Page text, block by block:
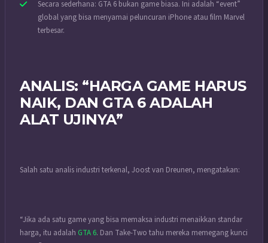
Secara sederhana: GTA 6 bukan game biasa. Ini adalah “event”
global yang bisa menyamai peluncuran iPhone atau film Marvel
terbesar.
ANALIS: “HARGA GAME HARUS
NAIK, DAN GTA 6 ADALAH
ALAT UJINYA”
Salah satu analis industri terkenal, Joost van Dreunen, mengatakan:
“Jika ada satu game yang bisa memaksa industri menaikkan standar
harga, itu adalah GTA 6. Dan Take-Two tahu mereka memegang kunci